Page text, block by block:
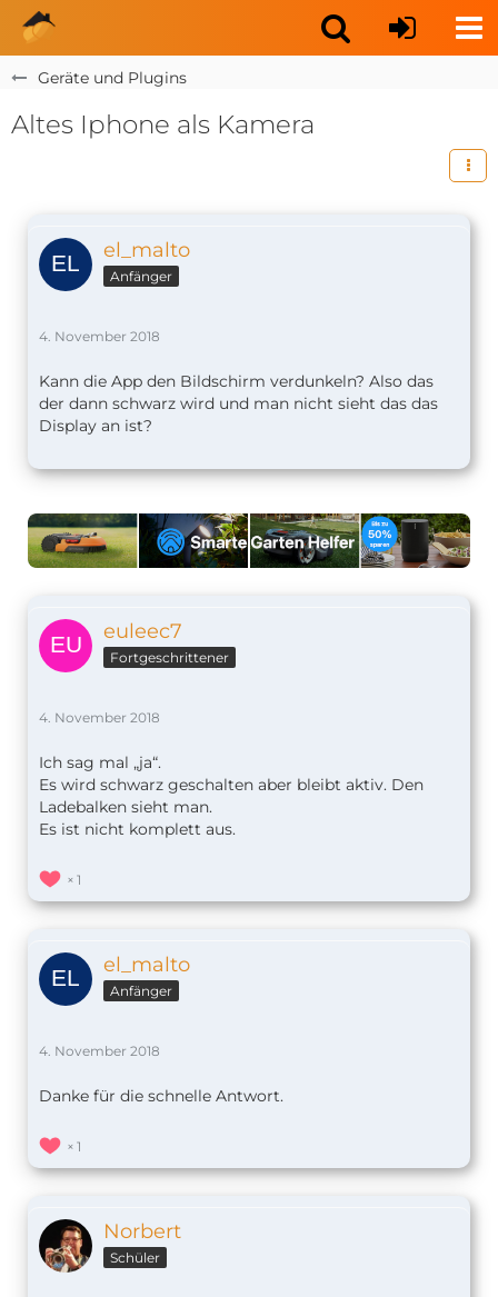
Geräte und Plugins
Altes Iphone als Kamera
el_malto
Anfänger
4. November 2018
Kann die App den Bildschirm verdunkeln? Also das
der dann schwarz wird und man nicht sieht das das
Display an ist?
euleec7
Fortgeschrittener
4. November 2018
Ich sag mal „ja“.
Es wird schwarz geschalten aber bleibt aktiv. Den
Ladebalken sieht man.
Es ist nicht komplett aus.
1
el_malto
Anfänger
4. November 2018
Danke für die schnelle Antwort.
1
Norbert
Schüler